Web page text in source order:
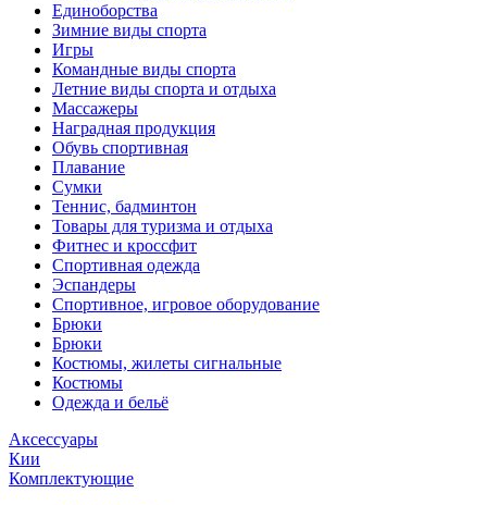
Единоборства
Зимние виды спорта
Игры
Командные виды спорта
Летние виды спорта и отдыха
Массажеры
Наградная продукция
Обувь спортивная
Плавание
Сумки
Теннис, бадминтон
Товары для туризма и отдыха
Фитнес и кроссфит
Спортивная одежда
Эспандеры
Спортивное, игровое оборудование
Брюки
Брюки
Костюмы, жилеты сигнальные
Костюмы
Одежда и бельё
Аксессуары
Кии
Комплектующие